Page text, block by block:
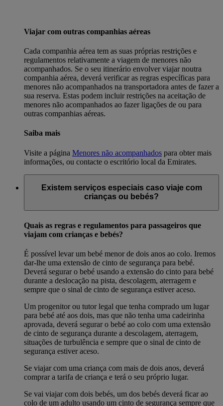
Viajar com outras companhias aéreas
Cada companhia aérea tem as suas próprias restrições e
regulamentos relativamente a viagem de menores não
acompanhados. Se o seu itinerário envolver viajar noutra
companhia aérea, deverá verificar as regras específicas para
menores não acompanhados na transportadora antes de fazer a
sua reserva. Estas podem incluir restrições na aceitação de
menores não acompanhados ao fazer ligações de ou para
outras companhias aéreas.
Saiba mais
Visite a página Menores não acompanhados para obter mais
informações, ou contacte o escritório local da Emirates.
Existem serviços especiais caso viaje com
crianças ou bebés?
Quais as regras e regulamentos para passageiros que
viajam com crianças e bebés?
É possível levar um bebé menor de dois anos ao colo. Iremos
dar-lhe uma extensão de cinto de segurança para bebé.
Deverá segurar o bebé usando a extensão do cinto para bebé
durante a deslocação na pista, descolagem, aterragem e
sempre que o sinal de cinto de segurança estiver aceso.
Um progenitor ou tutor legal que tenha comprado um lugar
para bebé até aos dois, mas que não tenha uma cadeirinha
aprovada, deverá segurar o bebé ao colo com uma extensão
de cinto de segurança durante a descolagem, aterragem,
situações de turbulência e sempre que o sinal de cinto de
segurança estiver aceso.
Se viajar com uma criança com mais de dois anos, deverá
comprar a tarifa de criança e terá o seu próprio lugar.
Se vai viajar com dois bebés, um dos bebés deverá ficar ao
colo de um adulto usando um cinto de segurança sempre que